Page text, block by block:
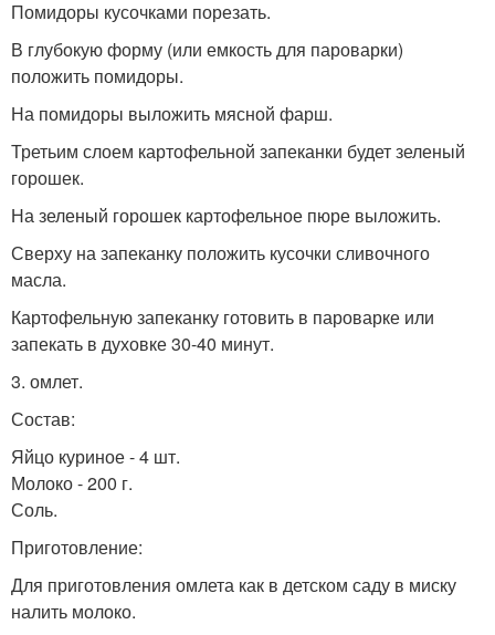
Помидоры кусочками порезать.
В глубокую форму (или емкость для пароварки)
положить помидоры.
На помидоры выложить мясной фарш.
Третьим слоем картофельной запеканки будет зеленый
горошек.
На зеленый горошек картофельное пюре выложить.
Сверху на запеканку положить кусочки сливочного
масла.
Картофельную запеканку готовить в пароварке или
запекать в духовке 30-40 минут.
3. омлет.
Состав:
Яйцо куриное - 4 шт.
Молоко - 200 г.
Соль.
Приготовление:
Для приготовления омлета как в детском саду в миску
налить молоко.